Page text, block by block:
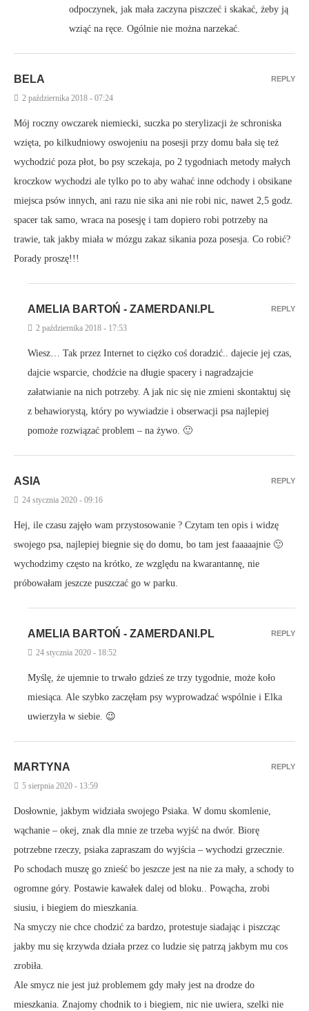
odpoczynek, jak mała zaczyna piszczeć i skakać, żeby ją
wziąć na ręce. Ogólnie nie można narzekać.
BELA
2 października 2018 - 07:24
Mój roczny owczarek niemiecki, suczka po sterylizacji że schroniska
wzięta, po kilkudniowy oswojeniu na posesji przy domu bała się też
wychodzić poza płot, bo psy sczekaja, po 2 tygodniach metody małych
kroczkow wychodzi ale tylko po to aby wahać inne odchody i obsikane
miejsca psów innych, ani razu nie sika ani nie robi nic, nawet 2,5 godz.
spacer tak samo, wraca na posesję i tam dopiero robi potrzeby na
trawie, tak jakby miała w mózgu zakaz sikania poza posesja. Co robić?
Porady proszę!!!
REPLY
AMELIA BARTOŃ - ZAMERDANI.PL
2 października 2018 - 17:53
Wiesz… Tak przez Internet to ciężko coś doradzić.. dajecie jej czas,
dajcie wsparcie, chodźcie na długie spacery i nagradzajcie
załatwianie na nich potrzeby. A jak nic się nie zmieni skontaktuj się
z behawiorystą, który po wywiadzie i obserwacji psa najlepiej
pomoże rozwiązać problem – na żywo. 🙂
REPLY
ASIA
24 stycznia 2020 - 09:16
Hej, ile czasu zajęło wam przystosowanie ? Czytam ten opis i widzę
swojego psa, najlepiej biegnie się do domu, bo tam jest faaaaajnie 🙂
wychodzimy często na krótko, ze względu na kwarantannę, nie
próbowałam jeszcze puszczać go w parku.
REPLY
AMELIA BARTOŃ - ZAMERDANI.PL
24 stycznia 2020 - 18:52
Myślę, że ujemnie to trwało gdzieś ze trzy tygodnie, może koło
miesiąca. Ale szybko zaczęłam psy wyprowadzać wspólnie i Elka
uwierzyła w siebie. 😉
REPLY
MARTYNA
5 sierpnia 2020 - 13:59
Dosłownie, jakbym widziała swojego Psiaka. W domu skomlenie,
wąchanie – okej, znak dla mnie ze trzeba wyjść na dwór. Biorę
potrzebne rzeczy, psiaka zapraszam do wyjścia – wychodzi grzecznie.
Po schodach muszę go znieść bo jeszcze jest na nie za mały, a schody to
ogromne góry. Postawie kawałek dalej od bloku.. Powącha, zrobi
siusiu, i biegiem do mieszkania.
Na smyczy nie chce chodzić za bardzo, protestuje siadając i piszcząc
jakby mu się krzywda działa przez co ludzie się patrzą jakbym mu cos
zrobiła.
Ale smycz nie jest już problemem gdy mały jest na drodze do
mieszkania. Znajomy chodnik to i biegiem, nic nie uwiera, szelki nie
REPLY